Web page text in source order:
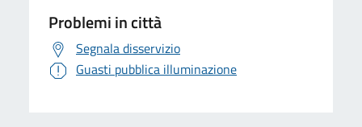
Problemi in città
Segnala disservizio
Guasti pubblica illuminazione